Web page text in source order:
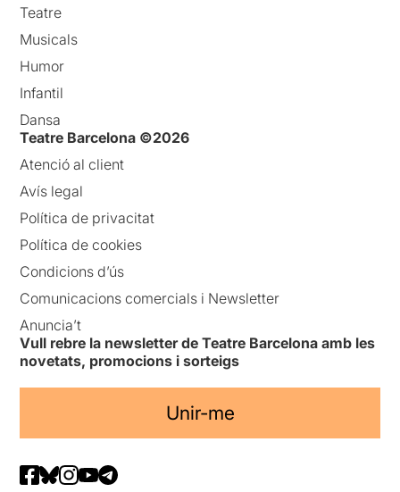
Teatre
Musicals
Humor
Infantil
Dansa
Teatre Barcelona ©2026
Atenció al client
Avís legal
Política de privacitat
Política de cookies
Condicions d’ús
Comunicacions comercials i Newsletter
Anuncia’t
Vull rebre la newsletter de Teatre Barcelona amb les
novetats, promocions i sorteigs
Unir-me